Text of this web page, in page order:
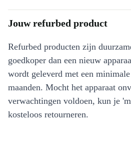
Jouw refurbed product
Refurbed producten zijn
goedkoper dan een nieuw
wordt geleverd met een
maanden. Mocht het apparaat
verwachtingen voldoen, kun je
kosteloos retourneren.